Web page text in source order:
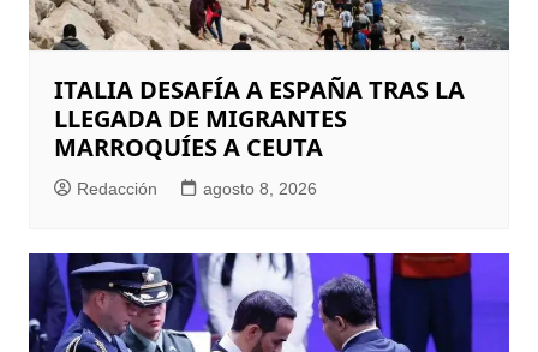
ITALIA DESAFÍA A ESPAÑA TRAS LA
LLEGADA DE MIGRANTES
MARROQUÍES A CEUTA
Redacción agosto 8, 2026